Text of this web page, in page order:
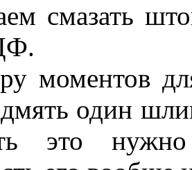
смазать
моментов
один
это